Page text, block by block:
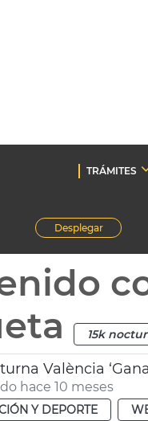
TRÁMITES
Desplegar
15k
València
hace 10 meses
Y DEPORTE